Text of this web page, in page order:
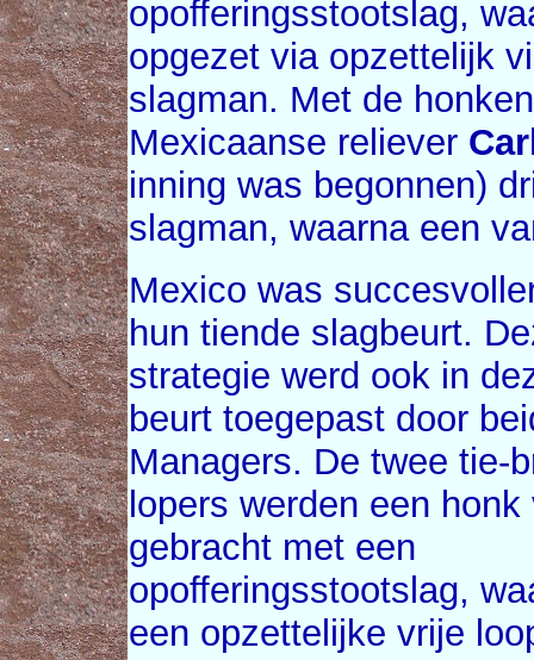
opofferingsstootslag,
opgezet via opzettelijk
slagman. Met de
Mexicaanse reliever
inning was begonnen)
slagman, waarna een
Mexico was
hun tiende slagbeurt.
strategie werd ook in
beurt toegepast door
Managers. De twee tie-
lopers werden een honk
gebracht met een
opofferingsstootslag,
een opzettelijke vrije